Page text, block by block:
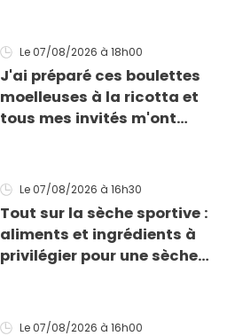
Le 07/08/2026 à 18h00
J'ai préparé ces boulettes
moelleuses à la ricotta et
tous mes invités m'ont
Le 07/08/2026 à 16h30
Tout sur la sèche sportive :
aliments et ingrédients à
privilégier pour une sèche
Le 07/08/2026 à 16h00